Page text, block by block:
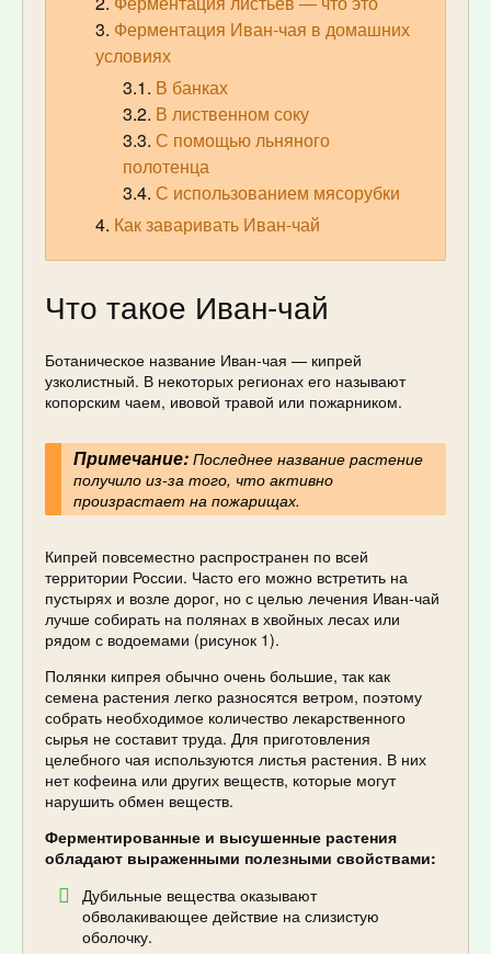
Ферментация Иван-чая в домашних
условиях
В банках
В лиственном соку
С помощью льняного
полотенца
С использованием мясорубки
Как заваривать Иван-чай
Что такое Иван-чай
Ботаническое название Иван-чая — кипрей
узколистный. В некоторых регионах его называют
копорским чаем, ивовой травой или пожарником.
Примечание:Последнее название растение
получило из-за того, что активно
произрастает на пожарищах.
Кипрей повсеместно распространен по всей
территории России. Часто его можно встретить на
пустырях и возле дорог, но с целью лечения Иван-чай
лучше собирать на полянах в хвойных лесах или
рядом с водоемами (рисунок 1).
Полянки кипрея обычно очень большие, так как
семена растения легко разносятся ветром, поэтому
собрать необходимое количество лекарственного
сырья не составит труда. Для приготовления
целебного чая используются листья растения. В них
нет кофеина или других веществ, которые могут
нарушить обмен веществ.
Ферментированные и высушенные растения
обладают выраженными полезными свойствами:
Дубильные вещества оказывают
обволакивающее действие на слизистую
оболочку.